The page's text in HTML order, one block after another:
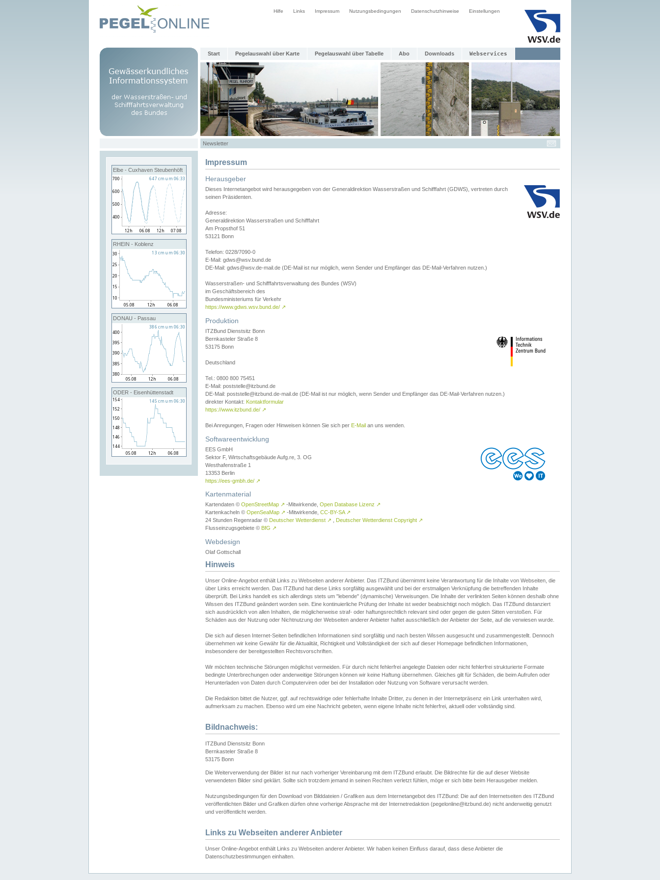
Hilfe Links Impressum Nutzungsbedingungen Datenschutzhinweise Einstellungen
Start Pegelauswahl über Karte Pegelauswahl über Tabelle Abo Downloads Webservices
Newsletter
Elbe - Cuxhaven Steubenhöft
RHEIN - Koblenz
DONAU - Passau
ODER - Eisenhüttenstadt
Impressum
Herausgeber
Dieses Internetangebot wird herausgegeben von der Generaldirektion Wasserstraßen und Schifffahrt (GDWS), vertreten durch
seinen Präsidenten.
Adresse:
Generaldirektion Wasserstraßen und Schifffahrt
Am Propsthof 51
53121 Bonn
Telefon: 0228/7090-0
E-Mail: gdws@wsv.bund.de
DE-Mail: gdws@wsv.de-mail.de (DE-Mail ist nur möglich, wenn Sender und Empfänger das DE-Mail-Verfahren nutzen.)
Wasserstraßen- und Schifffahrtsverwaltung des Bundes (WSV)
im Geschäftsbereich des
Bundesministeriums für Verkehr
https://www.gdws.wsv.bund.de/ ↗
Produktion
ITZBund Dienstsitz Bonn
Bernkasteler Straße 8
53175 Bonn
Deutschland
Tel.: 0800 800 75451
E-Mail: poststelle@itzbund.de
DE-Mail: poststelle@itzbund.de-mail.de (DE-Mail ist nur möglich, wenn Sender und Empfänger das DE-Mail-Verfahren nutzen.)
direkter Kontakt: Kontaktformular
https://www.itzbund.de/ ↗
Bei Anregungen, Fragen oder Hinweisen können Sie sich per E-Mail an uns wenden.
Softwareentwicklung
EES GmbH
Sektor F, Wirtschaftsgebäude Aufg.re, 3. OG
Westhafenstraße 1
13353 Berlin
https://ees-gmbh.de/ ↗
Kartenmaterial
Kartendaten © OpenStreetMap ↗ -Mitwirkende, Open Database Lizenz ↗
Kartenkacheln © OpenSeaMap ↗ -Mitwirkende, CC-BY-SA ↗
24 Stunden Regenradar © Deutscher Wetterdienst ↗ Deutscher Wetterdienst Copyright ↗
Flusseinzugsgebiete © BfG ↗
Webdesign
Olaf Gottschall
Hinweis
Unser Online-Angebot enthält Links zu Webseiten anderer Anbieter. Das ITZBund übernimmt keine Verantwortung für die Inhalte von Webseiten, die
über Links erreicht werden. Das ITZBund hat diese Links sorgfältig ausgewählt und bei der erstmaligen Verknüpfung die betreffenden Inhalte
überprüft. Bei Links handelt es sich allerdings stets um "lebende" (dynamische) Verweisungen. Die Inhalte der verlinkten Seiten können deshalb ohne
Wissen des ITZBund geändert worden sein. Eine kontinuierliche Prüfung der Inhalte ist weder beabsichtigt noch möglich. Das ITZBund distanziert
sich ausdrücklich von allen Inhalten, die möglicherweise straf- oder haftungsrechtlich relevant sind oder gegen die guten Sitten verstoßen. Für
Schäden aus der Nutzung oder Nichtnutzung der Webseiten anderer Anbieter haftet ausschließlich der Anbieter der Seite, auf die verwiesen wurde.
Die sich auf diesen Internet-Seiten befindlichen Informationen sind sorgfältig und nach besten Wissen ausgesucht und zusammengestellt. Dennoch
übernehmen wir keine Gewähr für die Aktualität, Richtigkeit und Vollständigkeit der sich auf dieser Homepage befindlichen Informationen,
insbesondere der bereitgestellten Rechtsvorschriften.
Wir möchten technische Störungen möglichst vermeiden. Für durch nicht fehlerfrei angelegte Dateien oder nicht fehlerfrei strukturierte Formate
bedingte Unterbrechungen oder anderweitige Störungen können wir keine Haftung übernehmen. Gleiches gilt für Schäden, die beim Aufrufen oder
Herunterladen von Daten durch Computerviren oder bei der Installation oder Nutzung von Software verursacht werden.
Die Redaktion bittet die Nutzer, ggf. auf rechtswidrige oder fehlerhafte Inhalte Dritter, zu denen in der Internetpräsenz ein Link unterhalten wird,
aufmerksam zu machen. Ebenso wird um eine Nachricht gebeten, wenn eigene Inhalte nicht fehlerfrei, aktuell oder vollständig sind.
Bildnachweis:
ITZBund Dienstsitz Bonn
Bernkasteler Straße 8
53175 Bonn
Die Weiterverwendung der Bilder ist nur nach vorheriger Vereinbarung mit dem ITZBund erlaubt. Die Bildrechte für die auf dieser Website
verwendeten Bilder sind geklärt. Sollte sich trotzdem jemand in seinen Rechten verletzt fühlen, möge er sich bitte beim Herausgeber melden.
Nutzungsbedingungen für den Download von Bilddateien / Grafiken aus dem Internetangebot des ITZBund: Die auf den Internetseiten des ITZBund
veröffentlichten Bilder und Grafiken dürfen ohne vorherige Absprache mit der Internetredaktion (pegelonline@itzbund.de) nicht anderweitig genutzt
und veröffentlicht werden.
Links zu Webseiten anderer Anbieter
Unser Online-Angebot enthält Links zu Webseiten anderer Anbieter. Wir haben keinen Einfluss darauf, dass diese Anbieter die
Datenschutzbestimmungen einhalten.